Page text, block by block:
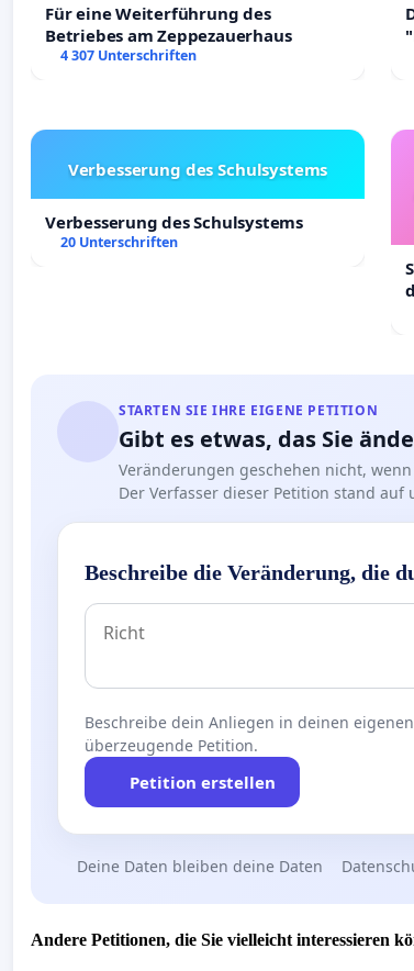
Für eine Weiterführung des
Betriebes am Zeppezauerhaus
4 307 Unterschriften
Verbesserung des Schulsystems
Verbesserung des Schulsystems
20 Unterschriften
STARTEN SIE IHRE EIGENE PETITION
Gibt es etwas, das Sie
Veränderungen geschehen nicht,
Der Verfasser dieser Petition stand
Beschreibe die Veränderung, die
Beschreibe dein Anliegen in deinen
überzeugende Petition.
Petition erstellen
Deine Daten bleiben deine Daten
Andere Petitionen, die Sie vielleicht interessieren